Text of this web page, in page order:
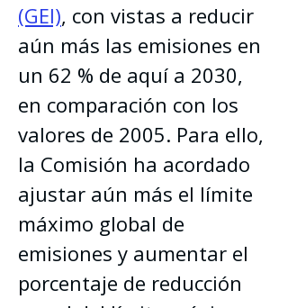
(GEI), con vistas a reducir
aún más las emisiones en
un 62 % de aquí a 2030,
en comparación con los
valores de 2005. Para ello,
la Comisión ha acordado
ajustar aún más el límite
máximo global de
emisiones y aumentar el
porcentaje de reducción